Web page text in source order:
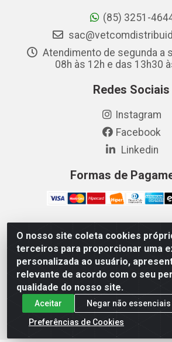
O nosso site coleta cookies
terceiros para proporcionar uma
personalizada ao usuário,
relevante de acordo com o seu
qualidade do nosso site.
Aceitar
Negar não essenciais
Preferências de Cookies
(85) 3251-
Atendimento de segunda a
08h às 12h e das 13h30
Redes Sociais
Instagram
Facebook
Linkedin
Formas de
Vetcom Distribuidora de Rações LTDA
Barreto, 1040 - Barroso, Fortaleza/CE
- CNPJ 26.133.872/0001-